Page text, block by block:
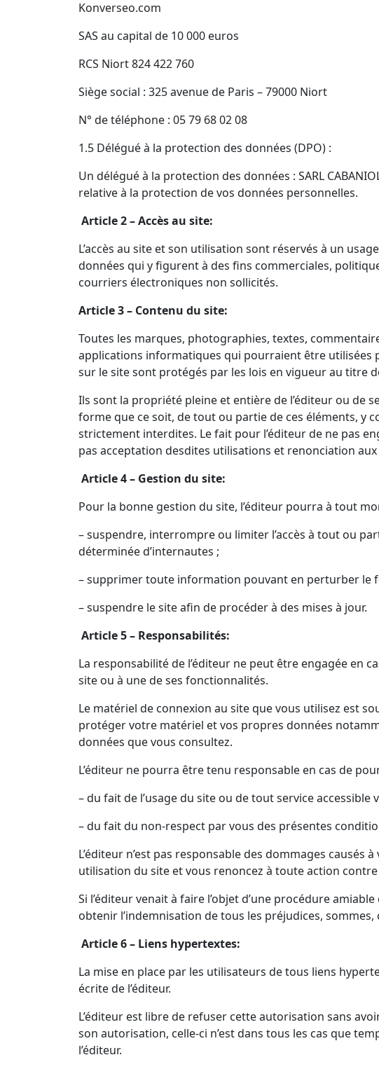
Konverseo.com
SAS au capital de 10 000 euros
RCS Niort 824 422 760
Siège social : 325 avenue de Paris – 79000 Niort
N° de téléphone : 05 79 68 02 08
1.5 Délégué à la protection des données (DPO) :
Un délégué à la protection des données : SARL
relative à la protection de vos données personnelles.
Article 2 – Accès au site:
L’accès au site et son utilisation sont réservés à un
données qui y figurent à des fins commerciales,
courriers électroniques non sollicités.
Article 3 – Contenu du site:
Toutes les marques, photographies, textes,
applications informatiques qui pourraient être
sur le site sont protégés par les lois en vigueur au titre
Ils sont la propriété pleine et entière de l’éditeur ou de
forme que ce soit, de tout ou partie de ces éléments, y
strictement interdites. Le fait pour l’éditeur de ne pas
pas acceptation desdites utilisations et renonciation
Article 4 – Gestion du site:
Pour la bonne gestion du site, l’éditeur pourra à tout
– suspendre, interrompre ou limiter l’accès à tout ou
déterminée d’internautes ;
– supprimer toute information pouvant en perturber le
– suspendre le site afin de procéder à des mises à jour.
Article 5 – Responsabilités:
La responsabilité de l’éditeur ne peut être engagée en
site ou à une de ses fonctionnalités.
Le matériel de connexion au site que vous utilisez est
protéger votre matériel et vos propres données
données que vous consultez.
L’éditeur ne pourra être tenu responsable en cas de
– du fait de l’usage du site ou de tout service accessible
– du fait du non-respect par vous des présentes
L’éditeur n’est pas responsable des dommages
utilisation du site et vous renoncez à toute action
Si l’éditeur venait à faire l’objet d’une procédure
obtenir l’indemnisation de tous les préjudices,
Article 6 – Liens hypertextes:
La mise en place par les utilisateurs de tous liens
écrite de l’éditeur.
L’éditeur est libre de refuser cette autorisation sans
son autorisation, celle-ci n’est dans tous les cas que
l’éditeur.